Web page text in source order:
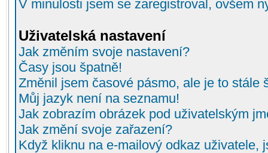
V minulosti jsem se zaregistroval, ovšem
Uživatelská nastavení
Jak změním svoje nastavení?
Časy jsou špatně!
Změnil jsem časové pásmo, ale je to stále
Můj jazyk není na seznamu!
Jak zobrazím obrázek pod uživatelským
Jak změní svoje zařazení?
Když kliknu na e-mailový odkaz uživatele,